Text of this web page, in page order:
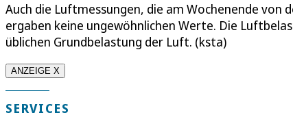
Auch die Luftmessungen, die am Wochenende
ergaben keine ungewöhnlichen Werte. Die
üblichen Grundbelastung der Luft. (ksta)
ANZEIGE X
SERVICES